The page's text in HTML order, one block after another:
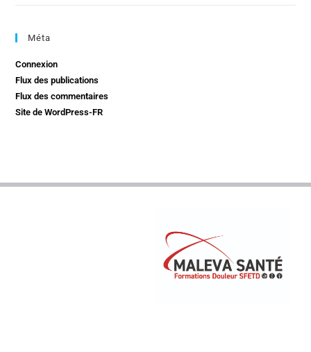
Méta
Connexion
Flux des publications
Flux des commentaires
Site de WordPress-FR